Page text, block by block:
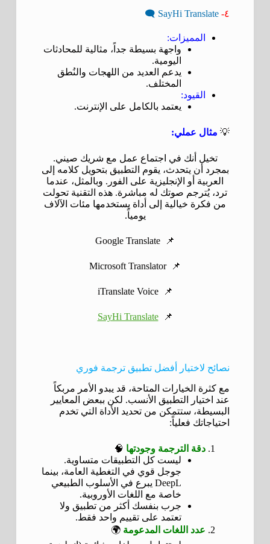
٤- SayHi Translate 🗨️
المميزات:
واجهة بسيطة جداً، مثالية للمحادثات
اليومية.
يدعم العديد من اللهجات والنُطق
المختلف.
القيود:
يعتمد بالكامل على الإنترنت.
💡 مثال عملي:
تخيل أنك في اجتماع عمل مع شريك صيني.
بمجرد أن يتحدث، يقوم التطبيق بتحويل كلامه إلى
العربية أو الإنجليزية على الفور. وبالمثل، عندما
ترد، يُترجم صوتك له مباشرة. هذه التقنية تحولت
من فكرة خيالية إلى أداة يستخدمها مئات الآلاف
يومياً.
📌 Google Translate
📌 Microsoft Translator
📌 iTranslate Voice
📌
SayHi Translate
نصائح لاختيار أفضل تطبيق ترجمة فوري
مع كثرة الخيارات المتاحة، قد يبدو الأمر مربكاً
عند اختيار التطبيق الأنسب. لكن ببعض المعايير
البسيطة، ستتمكن من تحديد الأداة التي تخدم
احتياجاتك فعلياً:
دقة الترجمة وجودتها 🧠
ليست كل التطبيقات متساوية.
جوجل قوي في التغطية العامة، بينما
DeepL يبرع في الأسلوب الطبيعي
خاصة مع اللغات الأوروبية.
جرب بنفسك أكثر من تطبيق ولا
تعتمد على تقييم واحد فقط.
عدد اللغات المدعومة 🌍